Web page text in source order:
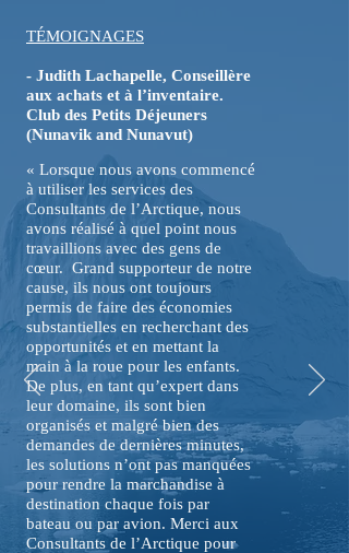
TÉMOIGNAGES
- Judith Lachapelle, Conseillère
aux achats et à l’inventaire.
Club des Petits Déjeuners
(Nunavik and Nunavut)
« Lorsque nous avons commencé
à utiliser les services des
Consultants de l’Arctique, nous
avons réalisé à quel point nous
travaillions avec des gens de
cœur. Grand supporteur de notre
cause, ils nous ont toujours
permis de faire des économies
substantielles en recherchant des
opportunités et en mettant la
main à la roue pour les enfants.
De plus, en tant qu’expert dans
leur domaine, ils sont bien
organisés et malgré bien des
demandes de dernières minutes,
les solutions n’ont pas manquées
pour rendre la marchandise à
destination chaque fois par
bateau ou par avion. Merci aux
Consultants de l’Arctique pour